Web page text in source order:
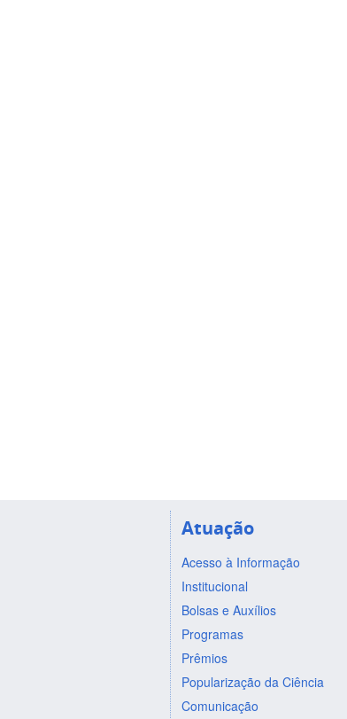
Atuação
Acesso à Informação
Institucional
Bolsas e Auxílios
Programas
Prêmios
Popularização da Ciência
Comunicação